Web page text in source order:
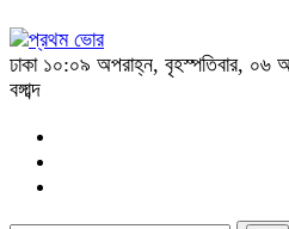
ঢাকা ১০:০৯ অপরাহ্ন, বৃহস্পতিবার, ০৬
বঙ্গাব্দ